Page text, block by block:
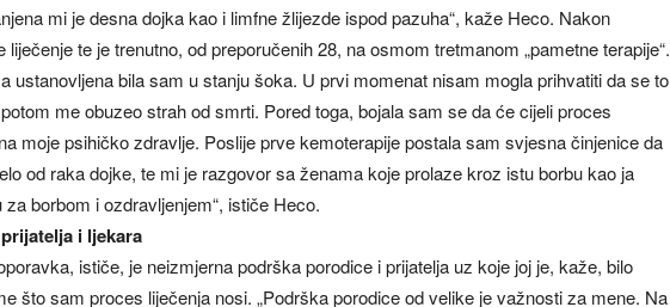
mi je desna dojka kao i limfne žlijezde ispod pazuha“, kaže Heco. Nakon
liječenje te je trenutno, od preporučenih 28, na osmom tretmanom „pametne terapije“.
ustanovljena bila sam u stanju šoka. U prvi momenat nisam mogla prihvatiti da se to
me obuzeo strah od smrti. Pored toga, bojala sam se da će cijeli proces
moje psihičko zdravlje. Poslije prve kemoterapije postala sam svjesna činjenice da
od raka dojke, te mi je razgovor sa ženama koje prolaze kroz istu borbu kao ja
za borbom i ozdravljenjem“, ističe Heco.
i ljekara
ističe, je neizmjerna podrška porodice i prijatelja uz koje joj je, kaže, bilo
što sam proces liječenja nosi. „Podrška porodice od velike je važnosti za mene. Na